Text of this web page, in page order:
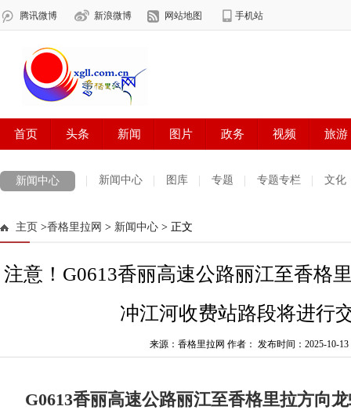
新闻中心 新闻中心 图库 专题 专题专栏 文化
法治迪庆
主页 >香格里拉网 > 新闻中心 > 正文
注意！G0613香丽高速公路丽江至香格
冲江河收费站路段将进行
来源：香格里拉网 作者： 发布时间：2025-10-13
G0613香丽高速公路丽江至香格里拉方向